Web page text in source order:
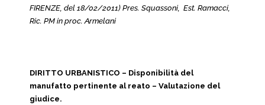
FIRENZE, del 18/02/2011) Pres. Squassoni, Est. Ramacci,
Ric. PM in proc. Armelani
DIRITTO URBANISTICO – Disponibilità del
manufatto pertinente al reato – Valutazione del
giudice.